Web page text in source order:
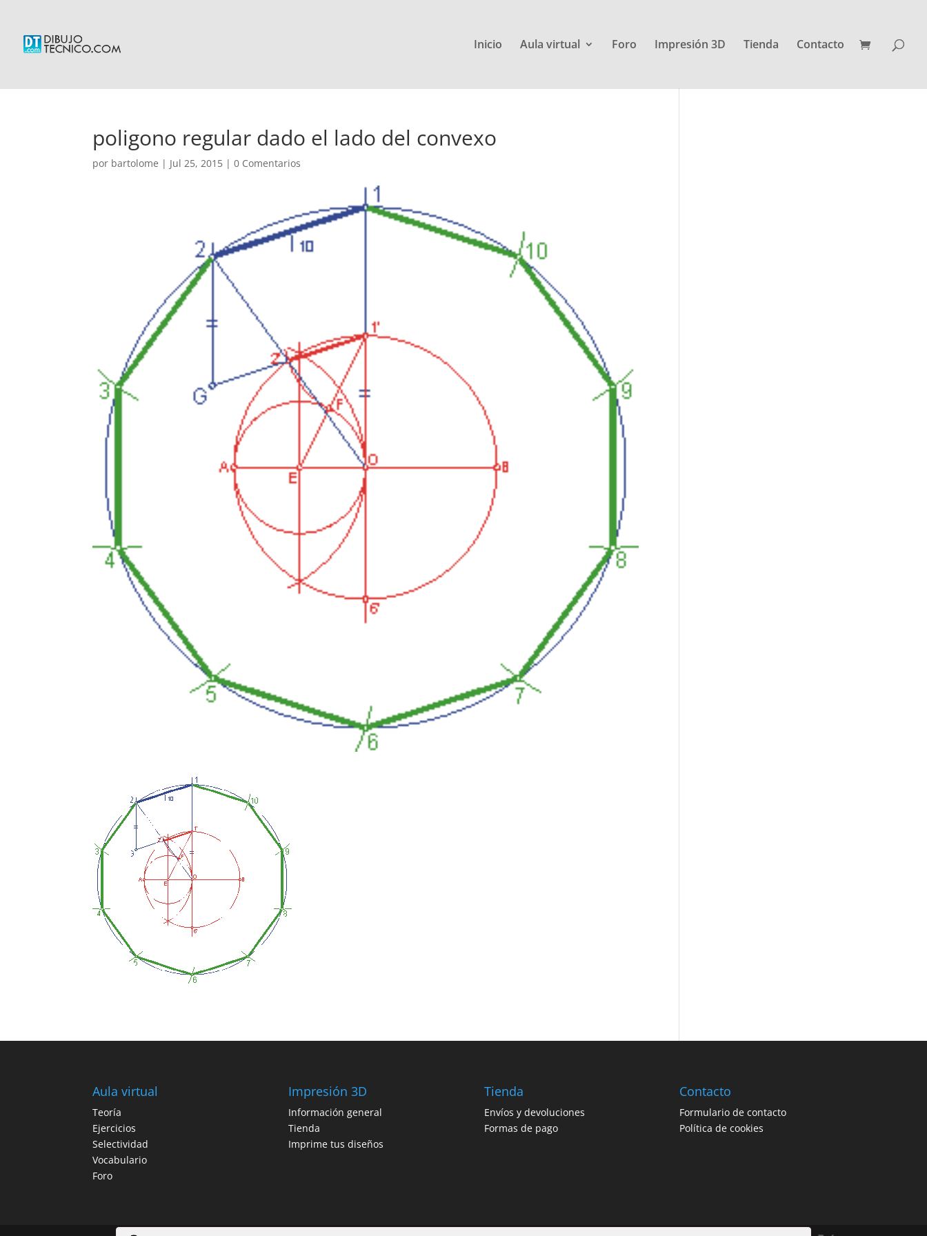
Inicio Aula virtual Foro Impresión 3D Tienda Contacto
poligono regular dado el lado del convexo
por bartolome | Jul 25, 2015 |0 Comentarios
Aula virtual
Teoría
Ejercicios
Selectividad
Vocabulario
Foro
Impresión 3D
Información general
Tienda
Imprime tus diseños
Tienda
Envíos y devoluciones
Formas de pago
Contacto
Formulario de contacto
Política de cookies